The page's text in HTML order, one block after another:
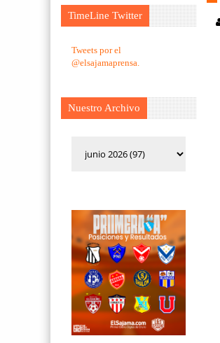
TimeLine Twitter
Tweets por el
@elsajamaprensa.
Nuestro Archivo